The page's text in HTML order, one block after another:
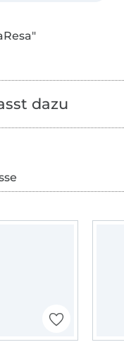
viele
sich meine, aus
erwachte
im
dazu